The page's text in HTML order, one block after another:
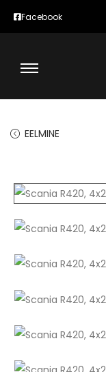
Facebook
EELMINE